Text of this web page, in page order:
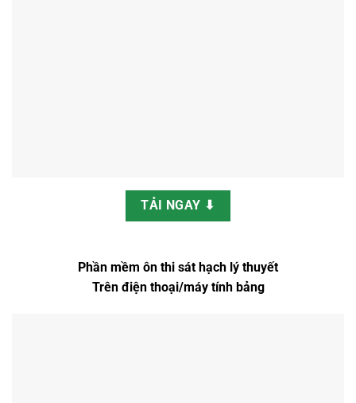
TẢI NGAY ⬇
Phần mềm ôn thi sát hạch lý thuyết
Trên điện thoại/máy tính bảng